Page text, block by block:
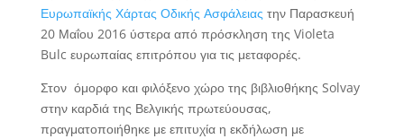
Ευρωπαϊκής Χάρτας Οδικής Ασφάλειας την Παρασκευή
20 Μαΐου 2016 ύστερα από πρόσκληση της Violeta
Bulc ευρωπαίας επιτρόπου για τις μεταφορές.
Στον όμορφο και φιλόξενο χώρο της βιβλιοθήκης Solvay
στην καρδιά της Βελγικής πρωτεύουσας,
πραγματοποιήθηκε με επιτυχία η εκδήλωση με